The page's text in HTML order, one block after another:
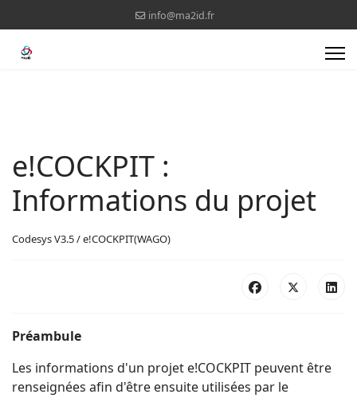
info@ma2id.fr
e!COCKPIT :
Informations du projet
Codesys V3.5 / e!COCKPIT(WAGO)
Préambule
Les informations d'un projet e!COCKPIT peuvent être
renseignées afin d'être ensuite utilisées par le